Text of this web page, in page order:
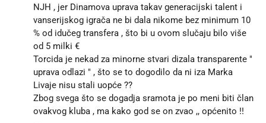
NJH , jer Dinamova uprava takav generacijski talent i
vanserijskog igrača ne bi dala nikome bez minimum 10
% od idučeg transfera , što bi u ovom slučaju bilo više
od 5 milki €
Torcida je nekad za minorne stvari dizala transparente "
uprava odlazi " , što se to dogodilo da ni iza Marka
Livaje nisu stali uopće ??
Zbog svega što se dogadja sramota je po meni biti član
ovakvog kluba , ma kako god se on zvao ,, općenito !!